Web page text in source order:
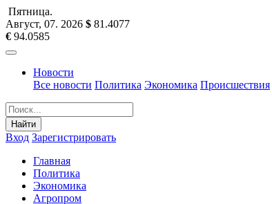
Пятница.
Август, 07. 2026 $ 81.4077
€ 94.0585
Новости
Все новости Политика Экономика Происшествия
Найти
Вход Зарегистрировать
Главная
Политика
Экономика
Агропром